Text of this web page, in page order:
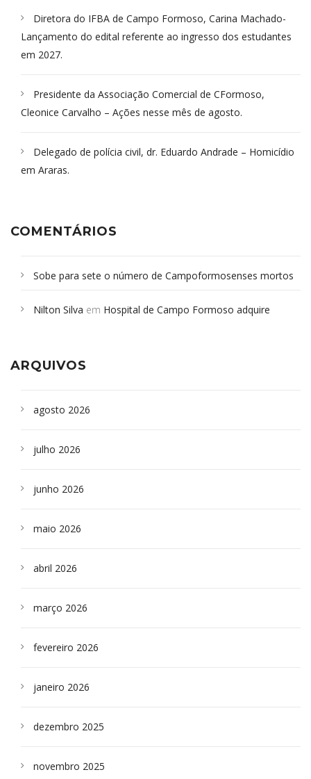
Diretora do IFBA de Campo Formoso, Carina Machado-
Lançamento do edital referente ao ingresso dos estudantes
em 2027.
Presidente da Associação Comercial de CFormoso,
Cleonice Carvalho – Ações nesse mês de agosto.
Delegado de polícia civil, dr. Eduardo Andrade – Homicídio
em Araras.
COMENTÁRIOS
Sobe para sete o número de Campoformosenses mortos
Campoformosenses que morreram em desabamentos são
Nilton Silva em Hospital de Campo Formoso adquire
ARQUIVOS
agosto 2026
julho 2026
junho 2026
maio 2026
abril 2026
março 2026
fevereiro 2026
janeiro 2026
dezembro 2025
novembro 2025